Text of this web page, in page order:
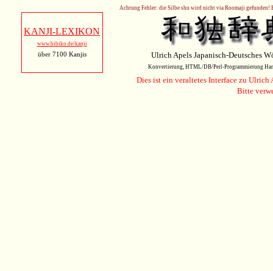
Achtung Fehler: die Silbe shu wird nicht via Roomaji gefunden!
KANJI-LEXIKON
www.bibiko.de/kanji
über 7100 Kanjis Ulrich Apels Japanisch-Deutsches
Konvertierung, HTML/DB/Perl-Programmierung
Dies ist ein veraltetes Interface zu
Bitte